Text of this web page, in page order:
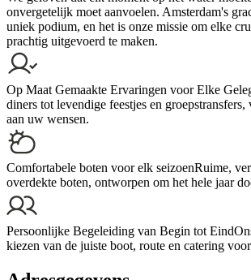
onvergetelijk moet aanvoelen. Amsterdam's
uniek podium, en het is onze missie om elke
prachtig uitgevoerd te maken.
Op Maat Gemaakte Ervaringen voor Elke
diners tot levendige feestjes en groepstransfers,
aan uw wensen.
Comfortabele boten voor elk seizoenRuime,
overdekte boten, ontworpen om het hele jaar
Persoonlijke Begeleiding van Begin tot Eind
kiezen van de juiste boot, route en catering